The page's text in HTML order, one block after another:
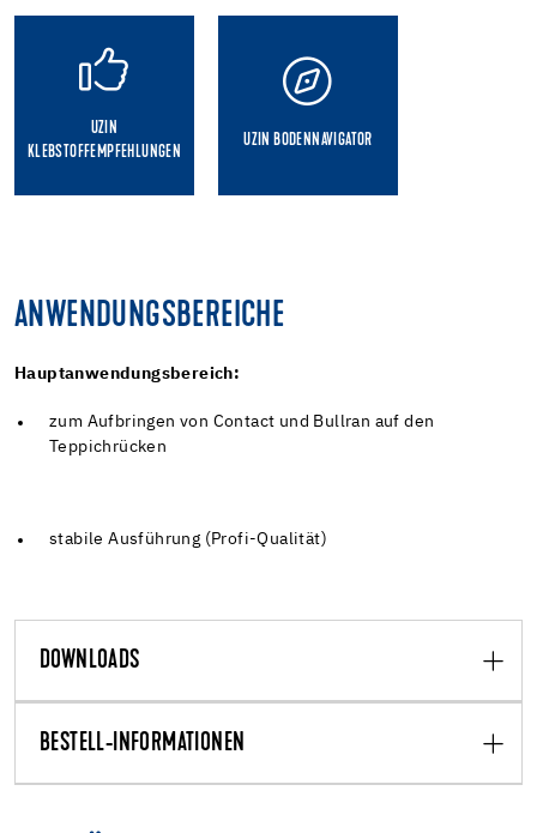
UZIN
KLEBSTOFFEMPFEHLUNGEN
UZIN BODENNAVIGATOR
ANWENDUNGSBEREICHE
Hauptanwendungsbereich:
zum Aufbringen von Contact und Bullran auf den
Teppichrücken
stabile Ausführung (Profi-Qualität)
DOWNLOADS
BESTELL-INFORMATIONEN